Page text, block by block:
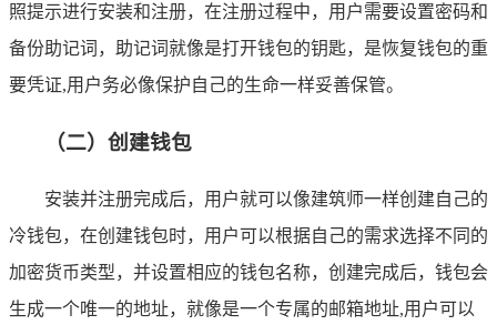
照提示进行安装和注册，在注册过程中，用户需要设置密码和
备份助记词，助记词就像是打开钱包的钥匙，是恢复钱包的重
要凭证,用户务必像保护自己的生命一样妥善保管。
（二）创建钱包
安装并注册完成后，用户就可以像建筑师一样创建自己的
冷钱包，在创建钱包时，用户可以根据自己的需求选择不同的
加密货币类型，并设置相应的钱包名称，创建完成后，钱包会
生成一个唯一的地址，就像是一个专属的邮箱地址,用户可以